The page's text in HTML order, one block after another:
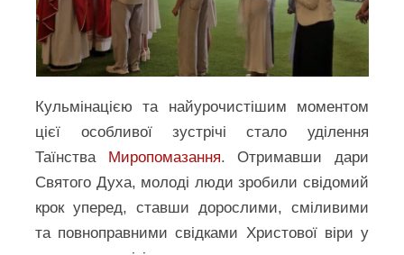
Кульмінацією та найурочистішим моментом
цієї особливої зустрічі стало уділення
Таїнства Миропомазання. Отримавши дари
Святого Духа, молоді люди зробили свідомий
крок уперед, ставши дорослими, сміливими
та повноправними свідками Христової віри у